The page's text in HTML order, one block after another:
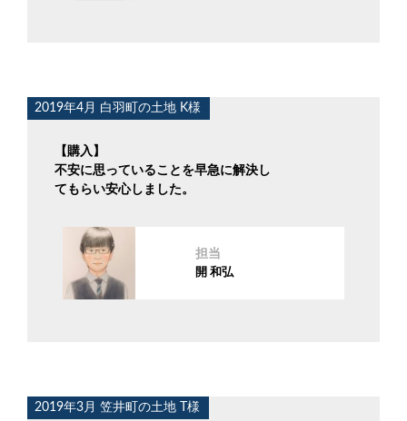
2019年4月 白羽町の土地 K様
【購入】
不安に思っていることを早急に解決し
てもらい安心しました。
担当
開 和弘
2019年3月 笠井町の土地 T様